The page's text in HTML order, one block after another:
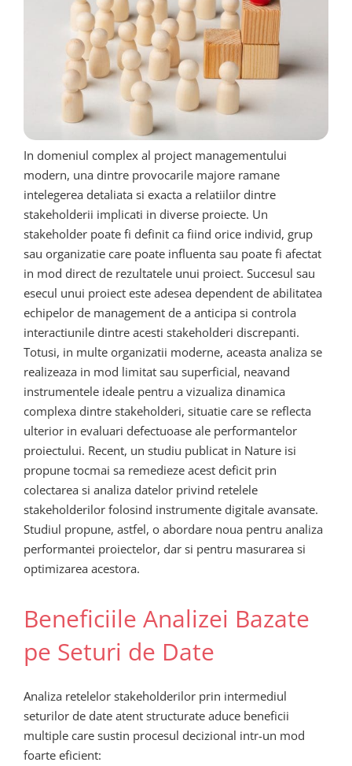
In domeniul complex al project managementului
modern, una dintre provocarile majore ramane
intelegerea detaliata si exacta a relatiilor dintre
stakeholderii implicati in diverse proiecte. Un
stakeholder poate fi definit ca fiind orice individ, grup
sau organizatie care poate influenta sau poate fi afectat
in mod direct de rezultatele unui proiect. Succesul sau
esecul unui proiect este adesea dependent de abilitatea
echipelor de management de a anticipa si controla
interactiunile dintre acesti stakeholderi discrepanti.
Totusi, in multe organizatii moderne, aceasta analiza se
realizeaza in mod limitat sau superficial, neavand
instrumentele ideale pentru a vizualiza dinamica
complexa dintre stakeholderi, situatie care se reflecta
ulterior in evaluari defectuoase ale performantelor
proiectului. Recent, un studiu publicat in Nature isi
propune tocmai sa remedieze acest deficit prin
colectarea si analiza datelor privind retelele
stakeholderilor folosind instrumente digitale avansate.
Studiul propune, astfel, o abordare noua pentru analiza
performantei proiectelor, dar si pentru masurarea si
optimizarea acestora.
Beneficiile Analizei Bazate
pe Seturi de Date
Analiza retelelor stakeholderilor prin intermediul
seturilor de date atent structurate aduce beneficii
multiple care sustin procesul decizional intr-un mod
foarte eficient: